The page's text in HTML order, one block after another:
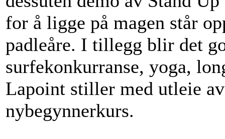
for å ligge på magen står
padleåre. I tillegg blir det
surfekonkurranse, yoga,
Lapoint stiller med utleie
nybegynnerkurs.